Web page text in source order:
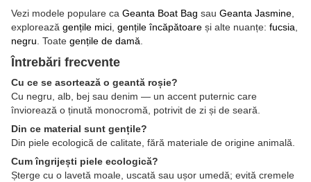
Vezi modele populare ca Geanta Boat Bag sau Geanta Jasmine
explorează gențile mici gențile încăpătoare și alte nuanțe: fucsia
negru . Toate gențile de damă
Întrebări frecvente
Cu ce se asortează o geantă roșie?
Cu negru, alb, bej sau denim — un accent puternic care
înviorează o ținută monocromă, potrivit de zi și de seară.
Din ce material sunt gențile?
Din piele ecologică de calitate, fără materiale de origine animală.
Cum îngrijești piele ecologică?
Șterge cu o lavetă moale, uscată sau ușor umedă; evită cremele